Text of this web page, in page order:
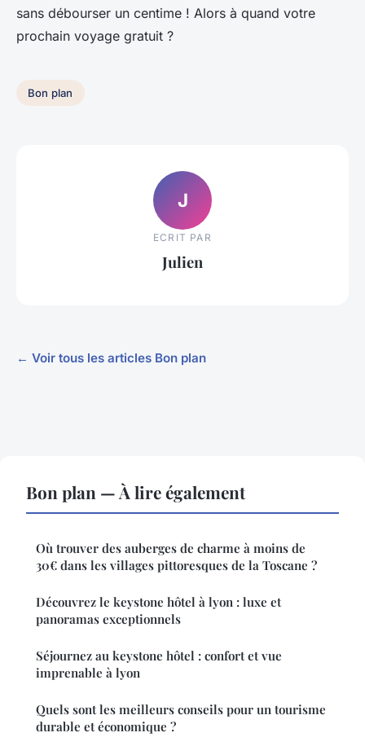
sans débourser un centime ! Alors à quand votre
prochain voyage gratuit ?
Bon plan
J
ECRIT PAR
Julien
← Voir tous les articles Bon plan
Bon plan — À lire également
Où trouver des auberges de charme à moins de
30€ dans les villages pittoresques de la Toscane ?
Découvrez le keystone hôtel à lyon : luxe et
panoramas exceptionnels
Séjournez au keystone hôtel : confort et vue
imprenable à lyon
Quels sont les meilleurs conseils pour un tourisme
durable et économique ?